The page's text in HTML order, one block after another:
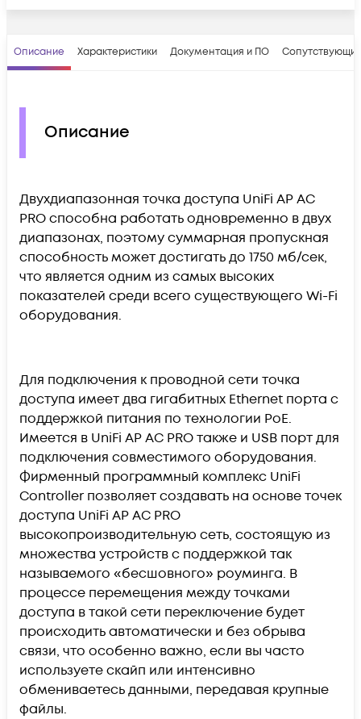
Описание Характеристики Документация и ПО
Описание
Двухдиапазонная точка доступа UniFi AP AC
PRO способна работать одновременно в двух
диапазонах, поэтому суммарная пропускная
способность может достигать до 1750 мб/сек,
что является одним из самых высоких
показателей среди всего существующего Wi-Fi
оборудования.
Для подключения к проводной сети точка
доступа имеет два гигабитных Ethernet порта с
поддержкой питания по технологии PoE.
Имеется в UniFi AP AC PRO также и USB порт для
подключения совместимого оборудования.
Фирменный программный комплекс UniFi
Controller позволяет создавать на основе точек
доступа UniFi AP AC PRO
высокопроизводительную сеть, состоящую из
множества устройств с поддержкой так
называемого «бесшовного» роуминга. В
процессе перемещения между точками
доступа в такой сети переключение будет
происходить автоматически и без обрыва
связи, что особенно важно, если вы часто
используете скайп или интенсивно
обмениваетесь данными, передавая крупные
файлы.